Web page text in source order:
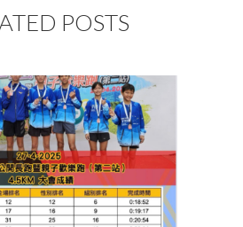
POSTS